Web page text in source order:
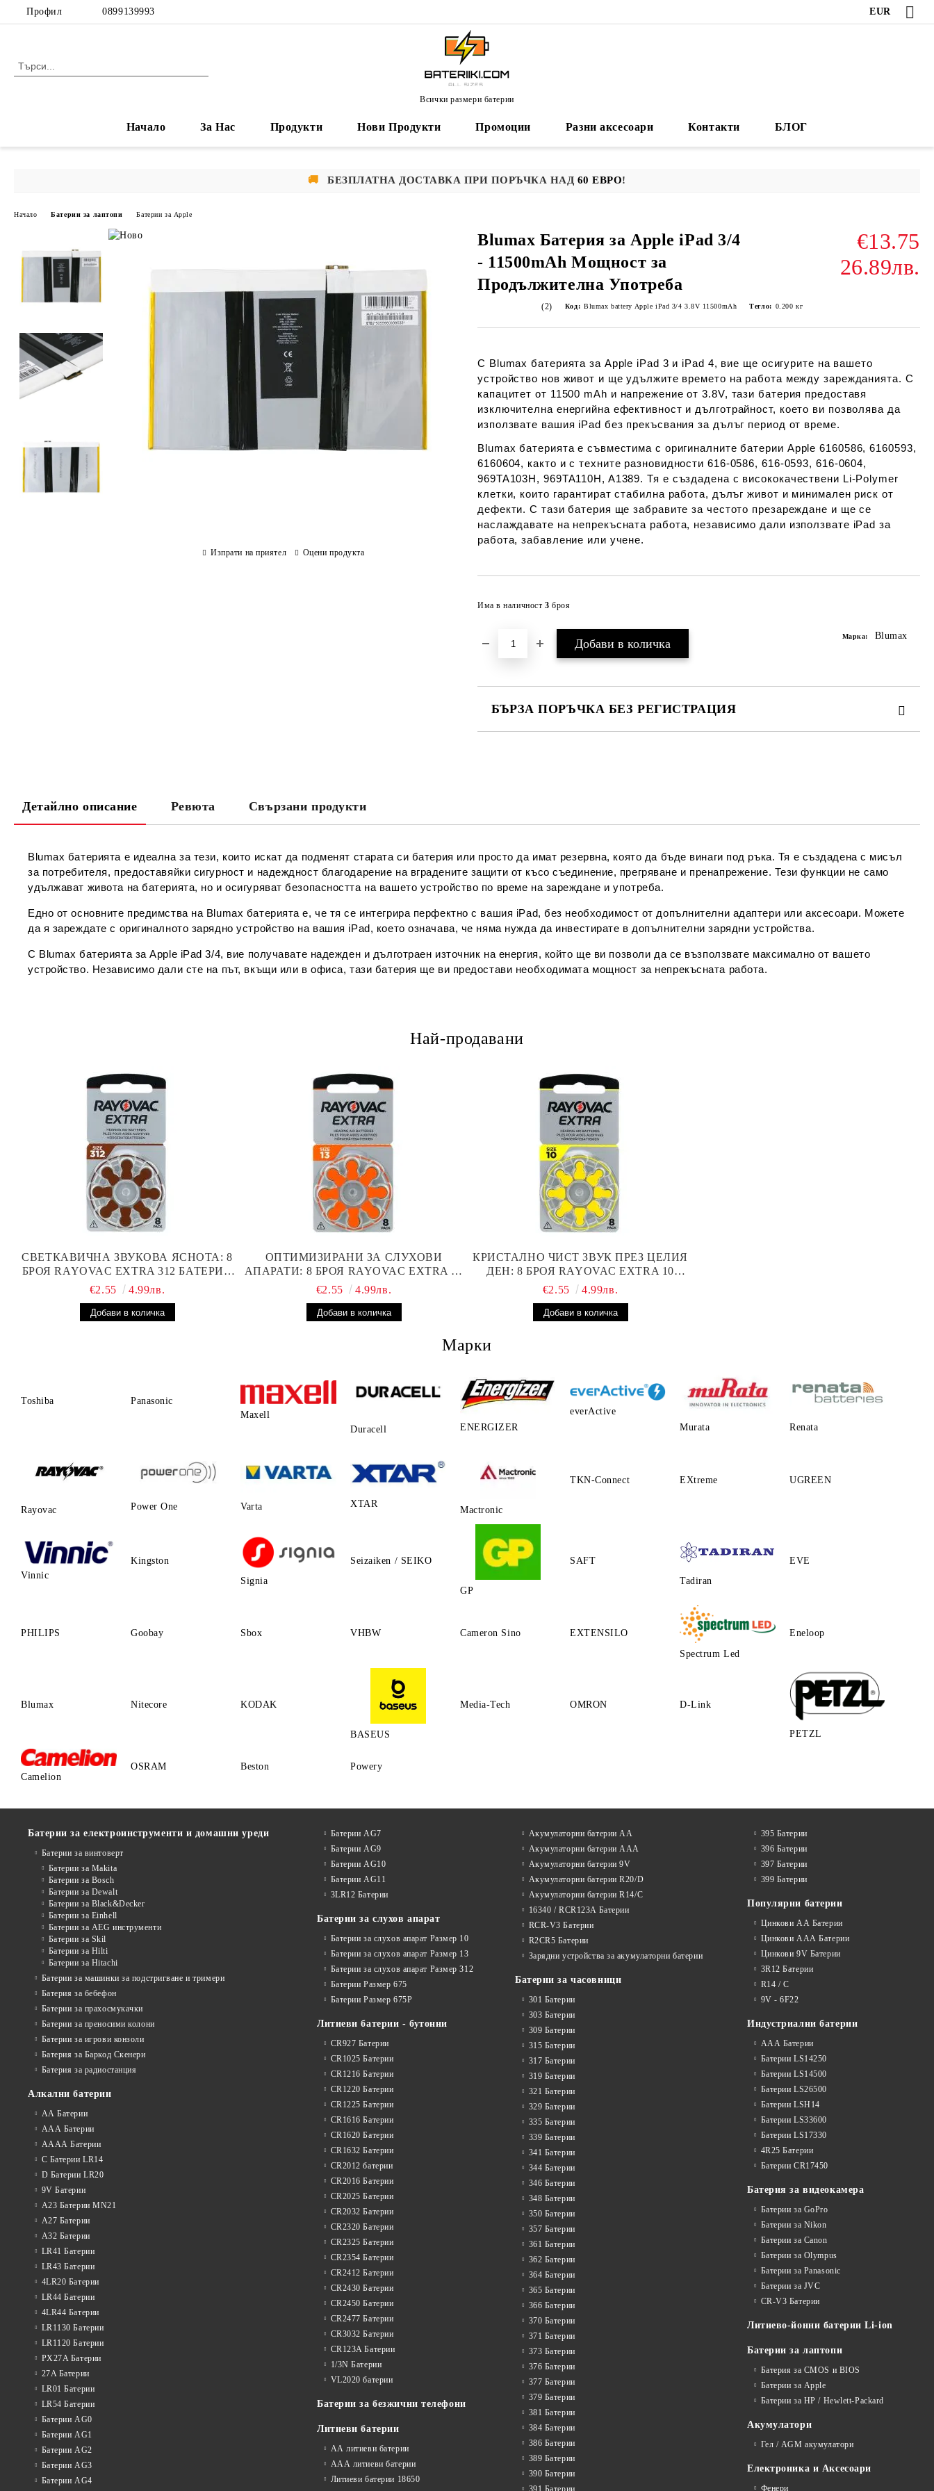
Профил 0899139993 EUR
Всички размери батерии
Начало За Нас Продукти Нови Продукти Промоции Разни аксесоари Контакти БЛОГ
🚚 БЕЗПЛАТНА ДОСТАВКА ПРИ ПОРЪЧКА НАД 60 ЕВРО!
Начало Батерии за лаптопи Батерии за Apple
Blumax Батерия за Apple iPad 3/4
- 11500mAh Мощност за
Продължителна Употреба
€13.75
26.89лв.
(2) Код: Blumax battery Apple iPad 3/4 3.8V 11500mAh Тегло: 0.200 кг
С Blumax батерията за Apple iPad 3 и iPad 4, вие ще осигурите на вашето
устройство нов живот и ще удължите времето на работа между зарежданията. С
капацитет от 11500 mAh и напрежение от3.8V, тази батерия предоставя
изключителна енергийна ефективност и дълготрайност, което ви позволява да
използвате вашия iPad без прекъсвания за дълъг период от време.
Blumax батерията е съвместима с оригиналните батерии Apple 6160586, 6160593,
6160604, както и с техните разновидности 616-0586, 616-0593, 616-0604,
969TA103H, 969TA110H, A1389. Тя е създадена с висококачествени Li-Polymer
клетки, които гарантират стабилна работа, дълъг живот и минимален риск от
дефекти. С тази батерия ще забравите за честото презареждане и ще се
наслаждавате на непрекъсната работа, независимо дали използвате iPad за
работа, забавление или учене.
Има в наличност 3 броя
Марка: Blumax
БЪРЗА ПОРЪЧКА БЕЗ РЕГИСТРАЦИЯ
Изпрати на приятел Оцени продукта
Детайлно описание Ревюта Свързани продукти
Blumax батерията е идеална за тези, които искат да подменят старата си батерия или просто да имат резервна, която да бъде винаги под ръка. Тя е създадена с мисъл
за потребителя, предоставяйки сигурност и надеждност благодарение на вградените защити от късо съединение, прегряване и пренапрежение. Тези функции не само
удължават живота на батерията, но и осигуряват безопасността на вашето устройство по време на зареждане и употреба.
Едно от основните предимства на Blumax батерията е, че тя се интегрира перфектно с вашия iPad, без необходимост от допълнителни адаптери или аксесоари. Можете
да я зареждате с оригиналното зарядно устройство на вашия iPad, което означава, че няма нужда да инвестирате в допълнителни зарядни устройства.
С Blumax батерията за Apple iPad 3/4, вие получавате надежден и дълготраен източник на енергия, който ще ви позволи да се възползвате максимално от вашето
устройство. Независимо дали сте на път, вкъщи или в офиса, тази батерия ще ви предостави необходимата мощност за непрекъсната работа.
Най-продавани
СВЕТКАВИЧНА ЗВУКОВА ЯСНОТА: 8
БРОЯ RAYOVAC EXTRA 312 БАТЕРИИ
ЗА СЛУХОВ АПАРАТ С НАЙ-ДОБРАТА
€2.55 4.99лв.
ОПТИМИЗИРАНИ ЗА СЛУХОВИ
АПАРАТИ: 8 БРОЯ RAYOVAC EXTRA 13
БАТЕРИИ С ВИСОКА
€2.55 4.99лв.
КРИСТАЛНО ЧИСТ ЗВУК ПРЕЗ ЦЕЛИЯ
ДЕН: 8 БРОЯ RAYOVAC EXTRA 10
БАТЕРИИ ЗА СЛУХОВ АПАРАТ
€2.55 4.99лв.
Марки
Toshiba
Panasonic
Maxell
Duracell
ENERGIZER
everActive
Murata
Renata
Rayovac Power One Varta XTAR
Mactronic
TKN-Connect EXtreme UGREEN
Vinnic
Kingston
Signia
Seizaiken / SEIKO
GP
SAFT
Tadiran
EVE
PHILIPS Goobay Sbox VHBW Cameron Sino EXTENSILO
Spectrum Led
Eneloop
Blumax Nitecore KODAK
BASEUS
Media-Tech OMRON D-Link
PETZL
Camelion
OSRAM Beston Powery
Батерии за електроинструменти и домашни уреди
Батерии за винтоверт
Батерии за Makita
Батерии за Bosch
Батерии за Dewalt
Батерии за Black&Decker
Батерии за Einhell
Батерии за AEG инструменти
Батерии за Skil
Батерии за Hilti
Батерии за Hitachi
Батерии за машинки за подстригване и тримери
Батерия за бебефон
Батерии за прахосмукачки
Батерии за преносими колони
Батерии за игрови конзоли
Батерия за Баркод Скенери
Батерия за радиостанция
Алкални батерии
АА Батерии
ААА Батерии
АААА Батерии
C Батерии LR14
D Батерии LR20
9V Батерии
A23 Батерии MN21
A27 Батерии
A32 Батерии
LR41 Батерии
LR43 Батерии
4LR20 Батерии
LR44 Батерии
4LR44 Батерии
LR1130 Батерии
LR1120 Батерии
PX27A Батерии
27A Батерии
LR01 Батерии
LR54 Батерии
Батерии AG0
Батерии AG1
Батерии AG2
Батерии AG3
Батерии AG4
Батерии AG7
Батерии AG9
Батерии AG10
Батерии AG11
3LR12 Батерии
Батерии за слухов апарат
Батерии за слухов апарат Размер 10
Батерии за слухов апарат Размер 13
Батерии за слухов апарат Размер 312
Батерии Размер 675
Батерии Размер 675P
Литиеви батерии - бутонни
CR927 Батерии
CR1025 Батерии
CR1216 Батерии
CR1220 Батерии
CR1225 Батерии
CR1616 Батерии
CR1620 Батерии
CR1632 Батерии
CR2012 батерии
CR2016 Батерии
CR2025 Батерии
CR2032 Батерии
CR2320 Батерии
CR2325 Батерии
CR2354 Батерии
CR2412 Батерии
CR2430 Батерии
CR2450 Батерии
CR2477 Батерии
CR3032 Батерии
CR123A Батерии
1/3N Батерии
VL2020 батерии
Батерии за безжични телефони
Литиеви батерии
АА литиеви батерии
ААА литиеви батерии
Литиеви батерии 18650
Акумулаторни батерии АА
Акумулаторни батерии AAA
Акумулаторни батерии 9V
Акумулаторни батерии R20/D
Акумулаторни батерии R14/C
16340 / RCR123A Батерии
RCR-V3 Батерии
R2CR5 Батерии
Зарядни устройства за акумулаторни батерии
Батерии за часовници
301 Батерии
303 Батерии
309 Батерии
315 Батерии
317 Батерии
319 Батерии
321 Батерии
329 Батерии
335 Батерии
339 Батерии
341 Батерии
344 Батерии
346 Батерии
348 Батерии
350 Батерии
357 Батерии
361 Батерии
362 Батерии
364 Батерии
365 Батерии
366 Батерии
370 Батерии
371 Батерии
373 Батерии
376 Батерии
377 Батерии
379 Батерии
381 Батерии
384 Батерии
386 Батерии
389 Батерии
390 Батерии
391 Батерии
395 Батерии
396 Батерии
397 Батерии
399 Батерии
Популярни батерии
Цинкови АА Батерии
Цинкови ААА Батерии
Цинкови 9V Батерии
3R12 Батерии
R14 / C
9V - 6F22
Индустриални батерии
ААА Батерии
Батерии LS14250
Батерии LS14500
Батерии LS26500
Батерии LSH14
Батерии LS33600
Батерии LS17330
4R25 Батерии
Батерии CR17450
Батерия за видеокамера
Батерии за GoPro
Батерии за Nikon
Батерии за Canon
Батерии за Olympus
Батерии за Panasonic
Батерии за JVC
CR-V3 Батерии
Литиево-йонни батерии Li-ion
Батерии за лаптопи
Батерия за CMOS и BIOS
Батерии за Apple
Батерии за HP / Hewlett-Packard
Акумулатори
Гел / AGM акумулатори
Електроника и Аксесоари
Фенери